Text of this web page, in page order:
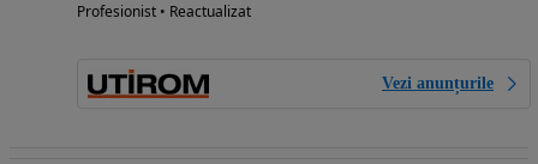
Profesionist • Reactualizat
Vezi anunțurile